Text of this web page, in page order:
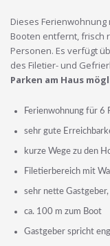
Dieses Ferienwohnung
Booten entfernt, frisch
Personen. Es verfügt
des Filetier- und
Parken am Haus
Ferienwohnung für 6
sehr gute
kurze Wege zu den
Filetierbereich mit
sehr nette
ca. 100 m zum Boot
Gastgeber spricht